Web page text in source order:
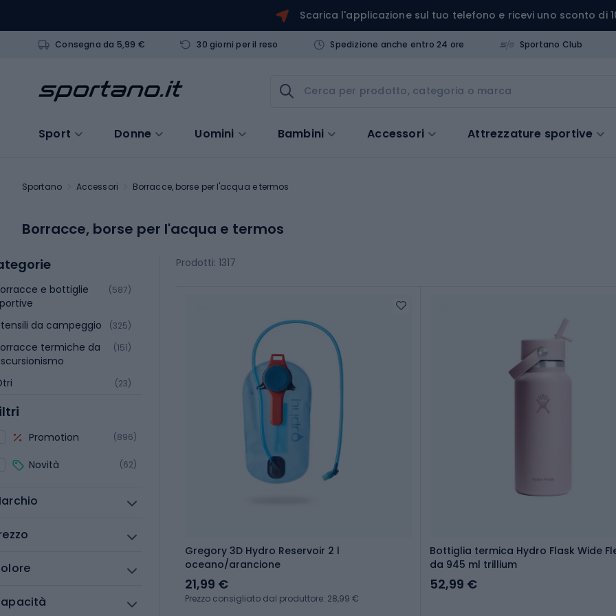
Scarica l'applicazione sul tuo telefono e ricevi uno sconto di
Consegna da 5,99 € 30 giorni per il reso Spedizione anche entro 24 ore Sportano Club
Sport Donne Uomini Bambini Accessori Attrezzature sportive
Sportano Accessori Borracce, borse per l'acqua e termos
Borracce, borse per l'acqua e termos
e bottiglie
(587)
da campeggio (325)
termiche da
(151)
(23)
Promotion (896)
Novità (62)
Prodotti: 1317
Gregory 3D Hydro Reservoir 2 l
oceano/arancione
21,99 €
Prezzo consigliato dal produttore: 28,99 €
Bottiglia termica Hydro Flask Wide
da 945 ml trillium
52,99 €